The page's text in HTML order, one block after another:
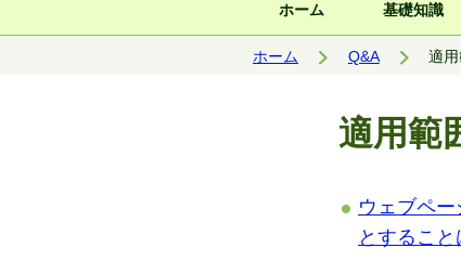
ホーム 基礎知識
ホーム Q&A 適
適用範
ウェブペ
とするこ